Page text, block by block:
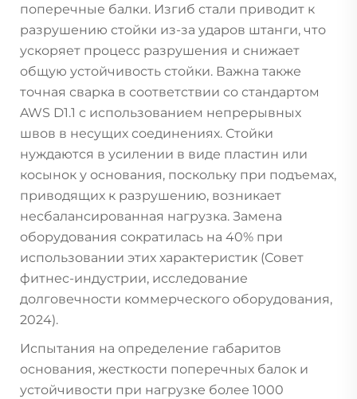
поперечные балки. Изгиб стали приводит к
разрушению стойки из-за ударов штанги, что
ускоряет процесс разрушения и снижает
общую устойчивость стойки. Важна также
точная сварка в соответствии со стандартом
AWS D1.1 с использованием непрерывных
швов в несущих соединениях. Стойки
нуждаются в усилении в виде пластин или
косынок у основания, поскольку при подъемах,
приводящих к разрушению, возникает
несбалансированная нагрузка. Замена
оборудования сократилась на 40% при
использовании этих характеристик (Совет
фитнес-индустрии, исследование
долговечности коммерческого оборудования,
2024).
Испытания на определение габаритов
основания, жесткости поперечных балок и
устойчивости при нагрузке более 1000